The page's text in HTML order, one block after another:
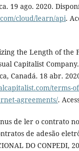
19 ago. 2020.
cloud/learn/api.
the Length of the
Capitalist
Canadá. 18 abr.
terms-
agreements/.
de ler o contrato
de adesão
DO CONPEDI,